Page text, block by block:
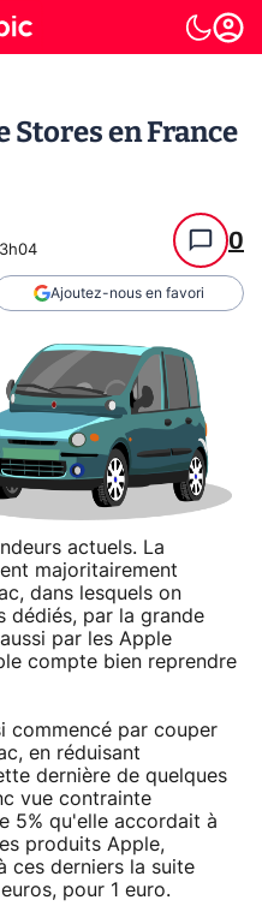
en France
0
Ajoutez-nous en favori
actuels. La
majoritairement
dans lesquels on
dédiés, par la grande
par les Apple
compte bien reprendre
commencé par couper
en réduisant
dernière de quelques
vue contrainte
5% qu'elle accordait à
produits Apple,
ces derniers la suite
pour 1 euro.